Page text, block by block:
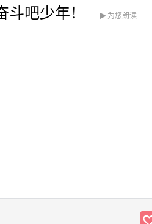
吧少年！ 为您朗读
鹰视界 @ 鹰